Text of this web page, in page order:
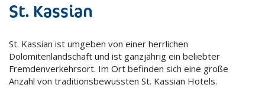
St. Kassian
St. Kassian ist umgeben von einer herrlichen
Dolomitenlandschaft und ist ganzjährig ein beliebter
Fremdenverkehrsort. Im Ort befinden sich eine große
Anzahl von traditionsbewussten St. Kassian Hotels.